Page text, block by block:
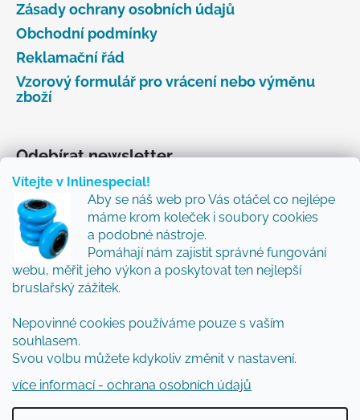
Vítejte v Inlinespecial!
Aby se náš web pro Vás otáčel co nejlépe
máme krom koleček i soubory cookies
a podobné nástroje.
Pomáhají nám zajistit správné fungování
webu, měřit jeho výkon a poskytovat ten nejlepší
bruslařský zážitek.
Nepovinné cookies používáme pouze s vaším
souhlasem.
Svou volbu můžete kdykoliv změnit v nastavení.
více informací - ochrana osobních údajů
Zásady ochrany osobních údajů
Obchodní podmínky
Reklamační řád
Vzorový formulář pro vrácení nebo výměnu
zboží
Odebírat newsletter
Vložte svůj e-mail a my vám budeme zasílat informace
o nových produktech na našem e-shopu.
Přidejte se k nám a my Vám budeme zasílat ty nejlepší
novinky a tipy.
E-mail
Vložením e-mailu souhlasíte spodmínkami
ochrany osobních údajů
PŘIHLÁSIT SE